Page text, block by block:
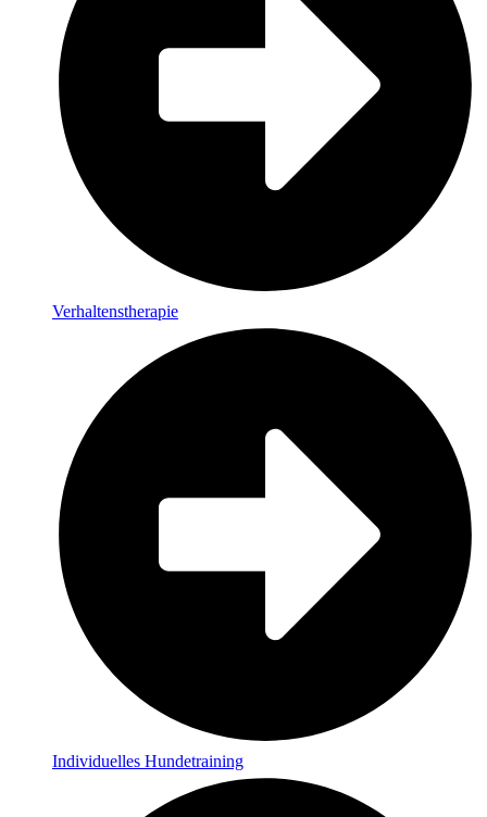
Verhaltenstherapie
Individuelles Hundetraining